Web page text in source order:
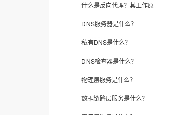
什么是反向代理？其工作原
DNS服务器是什么？
私有DNS是什么？
DNS检查器是什么？
物理层服务是什么？
数据链路层服务是什么？